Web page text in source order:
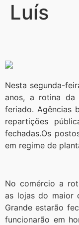
Luís
Nesta segunda-
anos, a rotina da
feriado. Agências
repartições
fechadas.Os
em regime de
No comércio a
as lojas do maior
Grande estarão
funcionarão em